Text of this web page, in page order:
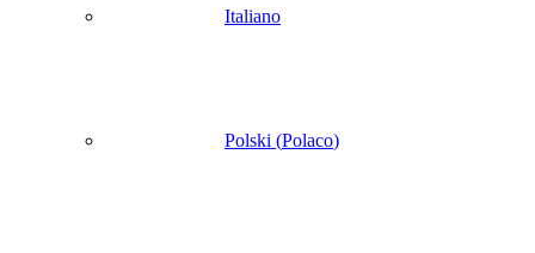
Italiano
Polski (Polaco)